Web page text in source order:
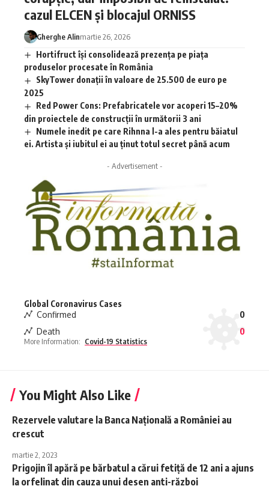
cazul ELCEN și blocajul ORNISS
Gherghe Alinmartie 26, 2026
Hortifruct își consolidează prezența pe piața
produselor procesate în România
SkyTower donații în valoare de 25.500 de euro pe
2025
Red Power Cons: Prefabricatele vor acoperi 15–20%
din proiectele de construcții în următorii 3 ani
Numele inedit pe care Rihnna l-a ales pentru băiatul
ei. Artista și iubitul ei au ținut totul secret până acum
- Advertisement -
Global Coronavirus Cases
Confirmed
0
Death
0
More Information: Covid-19 Statistics
You Might Also Like
Rezervele valutare la Banca Naţională a României au
crescut
martie 2, 2023
Prigojin îl apără pe bărbatul a cărui fetiță de 12 ani a ajuns
la orfelinat din cauza unui desen anti-război